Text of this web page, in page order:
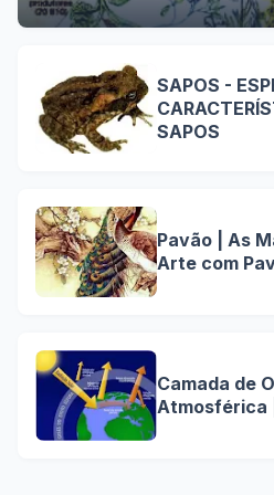
SAPOS -
SAPOS
Pavão | As
Arte com
Camada de
Atmosférica